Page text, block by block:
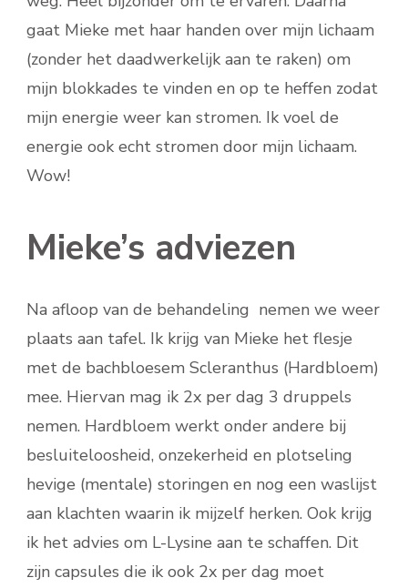
gaat Mieke met haar handen over mijn lichaam
(zonder het daadwerkelijk aan te raken) om
mijn blokkades te vinden en op te heffen zodat
mijn energie weer kan stromen. Ik voel de
energie ook echt stromen door mijn lichaam.
Wow!
Mieke’s adviezen
Na afloop van de behandeling nemen we weer
plaats aan tafel. Ik krijg van Mieke het flesje
met de bachbloesem Scleranthus (Hardbloem)
mee. Hiervan mag ik 2x per dag 3 druppels
nemen. Hardbloem werkt onder andere bij
besluiteloosheid, onzekerheid en plotseling
hevige (mentale) storingen en nog een waslijst
aan klachten waarin ik mijzelf herken. Ook krijg
ik het advies om L-Lysine aan te schaffen. Dit
zijn capsules die ik ook 2x per dag moet